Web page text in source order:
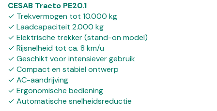
CESAB Tracto PE20.1
✓ Trekvermogen tot 10.000 kg
✓ Laadcapaciteit 2.000 kg
✓ Elektrische trekker (stand-on model)
✓ Rijsnelheid tot ca. 8 km/u
✓ Geschikt voor intensiever gebruik
✓ Compact en stabiel ontwerp
✓ AC-aandrijving
✓ Ergonomische bediening
✓ Automatische snelheidsreductie